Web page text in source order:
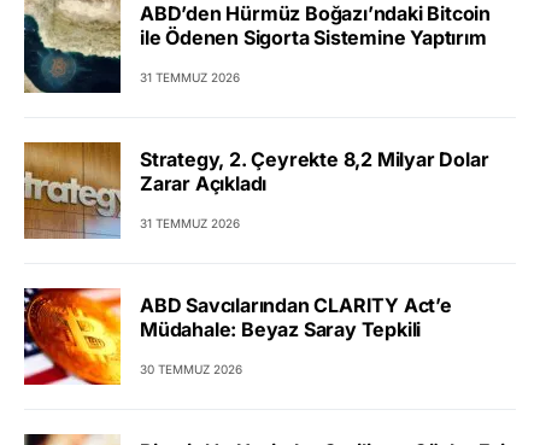
ABD’den Hürmüz Boğazı’ndaki Bitcoin
ile Ödenen Sigorta Sistemine Yaptırım
31 TEMMUZ 2026
Strategy, 2. Çeyrekte 8,2 Milyar Dolar
Zarar Açıkladı
31 TEMMUZ 2026
ABD Savcılarından CLARITY Act’e
Müdahale: Beyaz Saray Tepkili
30 TEMMUZ 2026